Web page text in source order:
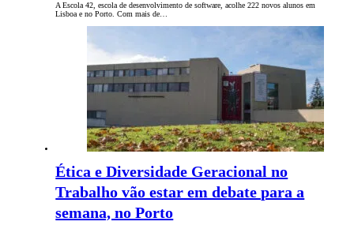
A Escola 42, escola de desenvolvimento de software, acolhe 222 novos alunos em
Lisboa e no Porto. Com mais de…
Ética e Diversidade Geracional no
Trabalho vão estar em debate para a
semana, no Porto